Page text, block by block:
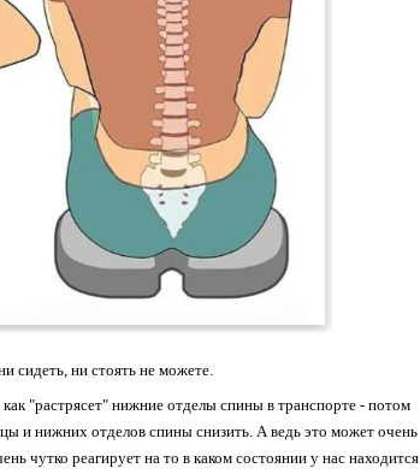
сидеть, ни стоять не можете.
"растрясет" нижние отделы спины в транспорте - потом
и нижних отделов спины снизить. А ведь это может очень
чутко реагирует на то в каком состоянии у нас находится